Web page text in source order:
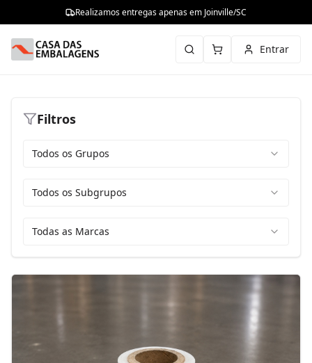
Realizamos entregas apenas em Joinville/SC
Entrar
Filtros
Todos os Grupos
Todos os Subgrupos
Todas as Marcas